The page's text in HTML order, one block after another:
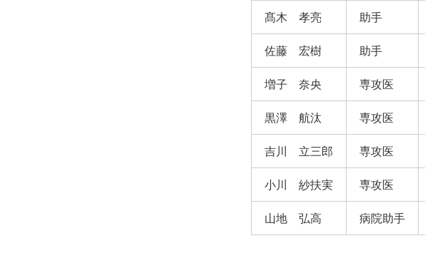
髙木 孝亮 助手
佐藤 宏樹 助手
増子 奈央 専攻医
黒澤 航汰 専攻医
吉川 立三郎 専攻医
小川 紗扶実 専攻医
山地 弘高 病院助手